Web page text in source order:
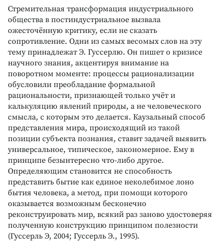
Стремительная трансформация индустриального
общества в постиндустриальное вызвала
ожесточённую критику, если не сказать
сопротивление. Одни из самых весомых слов на эту
тему принадлежат Э. Гуссерлю. Он пишет о кризисе
научного знания, акцентируя внимание на
поворотном моменте: процессы рационализации
обусловили преобладание формальной
рациональности, признающей только учёт и
калькуляцию явлений природы, а не человеческого
смысла, с которым это делается. Каузальный способ
представления мира, происходящий из такой
позиции субъекта познания, ставит задачей выявить
универсальное, типическое, закономерное. Ему в
принципе безынтересно что-либо другое.
Определяющим становится не способность
представить бытие как единое неколебимое лоно
бытия человека, а метод, при помощи которого
оказывается возможным бесконечно
реконструировать мир, всякий раз заново удостоверяя
полученную конструкцию принципом полезности
(Гуссерль Э, 2004; Гуссерль Э., 1995).